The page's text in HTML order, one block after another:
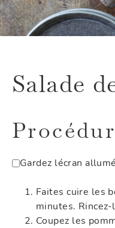
Salade
Gardez lécran allumé
Faites cuire les
minutes.
Coupez les